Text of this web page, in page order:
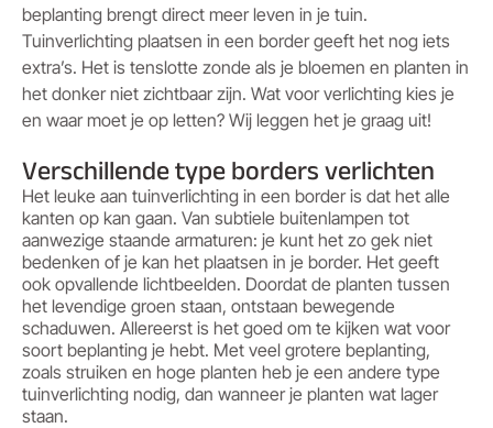
beplanting brengt direct meer leven in je tuin.
Tuinverlichting plaatsen in een border geeft het nog iets
extra’s. Het is tenslotte zonde als je bloemen en planten in
het donker niet zichtbaar zijn. Wat voor verlichting kies je
en waar moet je op letten? Wij leggen het je graag uit!
Verschillende type borders verlichten
Het leuke aan tuinverlichting in een border is dat het alle
kanten op kan gaan. Van subtiele buitenlampen tot
aanwezige staande armaturen: je kunt het zo gek niet
bedenken of je kan het plaatsen in je border. Het geeft
ook opvallende lichtbeelden. Doordat de planten tussen
het levendige groen staan, ontstaan bewegende
schaduwen. Allereerst is het goed om te kijken wat voor
soort beplanting je hebt. Met veel grotere beplanting,
zoals struiken en hoge planten heb je een andere type
tuinverlichting nodig, dan wanneer je planten wat lager
staan.